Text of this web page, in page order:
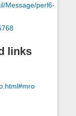
Message/perl6-
links